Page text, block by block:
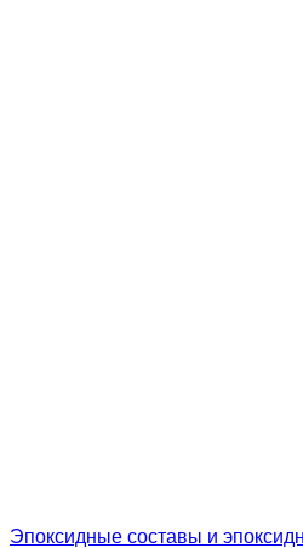
Эпоксидные составы и